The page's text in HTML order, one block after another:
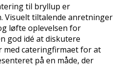
til bryllup er
Visuelt tiltalende anretninger
løfte oplevelsen for
god idé at diskutere
cateringfirmaet for at
på en måde, der